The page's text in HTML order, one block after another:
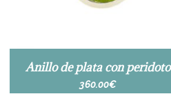
Anillo de plata con peridoto
360.00€